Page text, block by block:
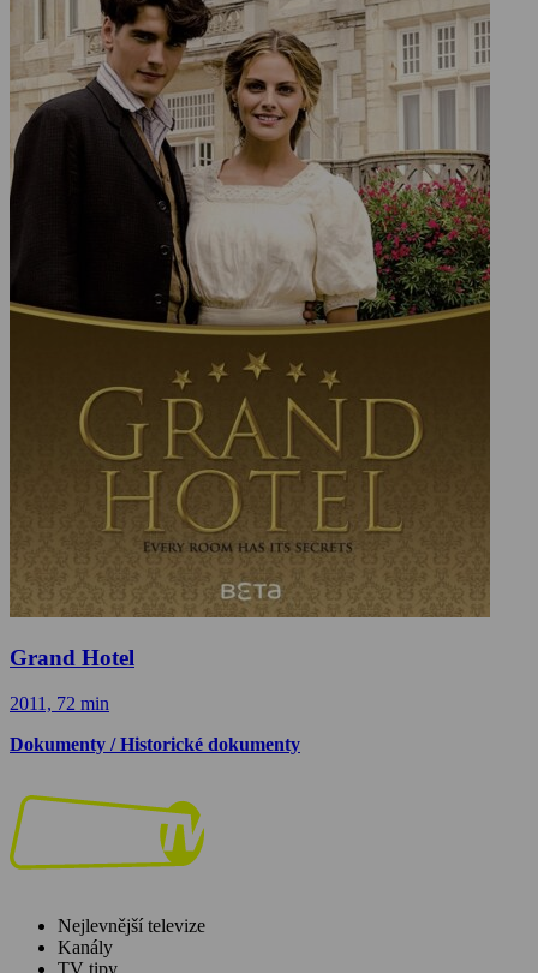
Grand Hotel
2011, 72 min
Dokumenty / Historické dokumenty
Nejlevnější televize
Kanály